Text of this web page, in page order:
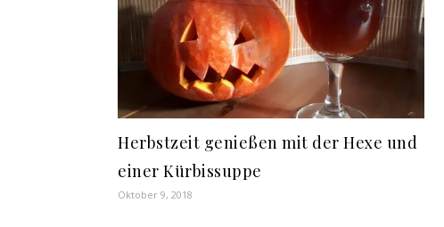
Herbstzeit genießen mit der Hexe und
einer Kürbissuppe
Oktober 9, 2018